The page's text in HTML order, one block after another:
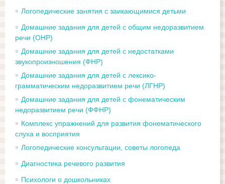
Логопедические занятия с заикающимися детьми
Домашние задания для детей с общим недоразвитием
речи (ОНР)
Домашние задания для детей с недостатками
звукопроизношения (ФНР)
Домашние задания для детей с лексико-
грамматическим недоразвитием речи (ЛГНР)
Домашние задания для детей с фонематическим
недоразвитием речи (ФФНР)
Комплекс упражнений для развития фонематического
слуха и восприятия
Логопедические консультации, советы логопеда
Диагностика речевого развития
Психологи о дошкольниках